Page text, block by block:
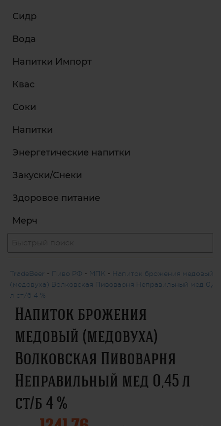
Сидр
Вода
Напитки Импорт
Квас
Соки
Напитки
Энергетические напитки
Закуски/Снеки
Здоровое питание
Мерч
TradeBeer - Пиво РФ - МПК - Напиток брожения медовый
(медовуха) Волковская Пивоварня Неправильный мед 0,45
л ст/б 4 %
Напиток брожения
медовый (медовуха)
Волковская Пивоварня
Неправильный мед 0,45 л
ст/б 4 %